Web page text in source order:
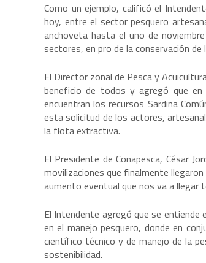
Como un ejemplo, calificó el
hoy, entre el sector pesquero
anchoveta hasta el uno de
sectores, en pro de la conservación
El Director zonal de Pesca y
beneficio de todos y agregó que
encuentran los recursos Sardina
esta solicitud de los actores,
la flota extractiva.
El Presidente de Conapesca, César
movilizaciones que finalmente
aumento eventual que nos va a llegar
El Intendente agregó que se
en el manejo pesquero, donde en
científico técnico y de manejo de la
sostenibilidad.